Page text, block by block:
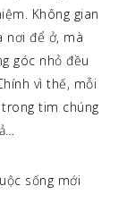
Không gian
nơi để ở, mà
góc nhỏ đều
vì thế, mỗi
tim chúng
sống mới